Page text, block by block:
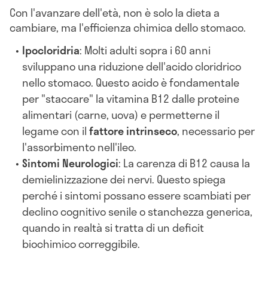
Con l'avanzare dell'età, non è solo la dieta a
cambiare, ma l'efficienza chimica dello stomaco.
Ipocloridria: Molti adulti sopra i 60 anni
sviluppano una riduzione dell'acido cloridrico
nello stomaco. Questo acido è fondamentale
per "staccare" la vitamina B12 dalle proteine
alimentari (carne, uova) e permetterne il
legame con ilfattore intrinseco, necessario per
l'assorbimento nell'ileo.
Sintomi Neurologici: La carenza di B12 causa la
demielinizzazione dei nervi. Questo spiega
perché i sintomi possano essere scambiati per
declino cognitivo senile o stanchezza generica,
quando in realtà si tratta di un deficit
biochimico correggibile.